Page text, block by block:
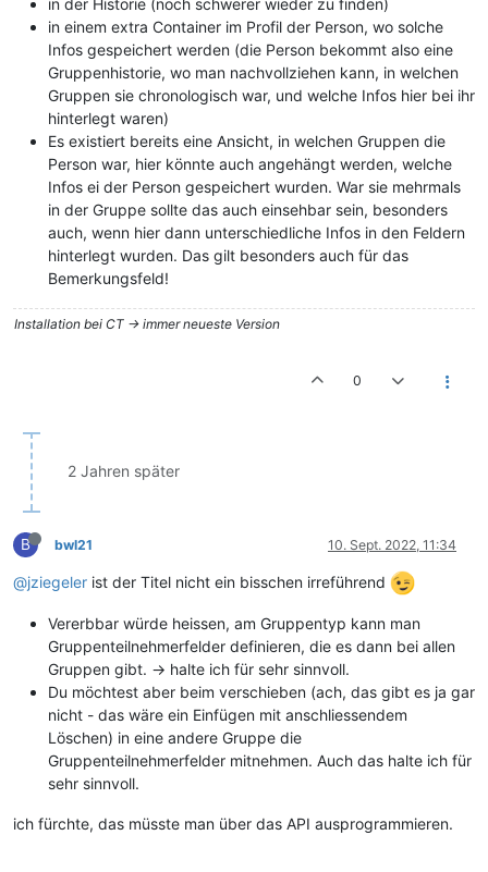
in einem extra Container im Profil der Person, wo solche
Infos gespeichert werden (die Person bekommt also eine
Gruppenhistorie, wo man nachvollziehen kann, in welchen
Gruppen sie chronologisch war, und welche Infos hier bei ihr
hinterlegt waren)
Es existiert bereits eine Ansicht, in welchen Gruppen die
Person war, hier könnte auch angehängt werden, welche
Infos ei der Person gespeichert wurden. War sie mehrmals
in der Gruppe sollte das auch einsehbar sein, besonders
auch, wenn hier dann unterschiedliche Infos in den Feldern
hinterlegt wurden. Das gilt besonders auch für das
Bemerkungsfeld!
Installation bei CT -> immer neueste Version
0
2 Jahren später
B bwl21 10. Sept. 2022, 11:34
@jziegeler ist der Titel nicht ein bisschen irreführend
Vererbbar würde heissen, am Gruppentyp kann man
Gruppenteilnehmerfelder definieren, die es dann bei allen
Gruppen gibt. -> halte ich für sehr sinnvoll.
Du möchtest aber beim verschieben (ach, das gibt es ja gar
nicht - das wäre ein Einfügen mit anschliessendem
Löschen) in eine andere Gruppe die
Gruppenteilnehmerfelder mitnehmen. Auch das halte ich für
sehr sinnvoll.
ich fürchte, das müsste man über das API ausprogrammieren.